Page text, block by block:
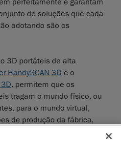
perfeitamente e garantam
de soluções que cada
adotando são os
3D portáteis de alta
HandySCAN 3D e o
, permitem que os
tragam o mundo físico, ou
para o mundo virtual,
de produção da fábrica,